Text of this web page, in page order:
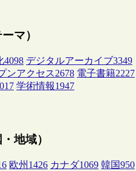
マ）
4098 デジタルアーカイブ3349
ンアクセス2678 電子書籍2227
学術情報1947
地域）
欧州 1426 カナダ1069 韓国950